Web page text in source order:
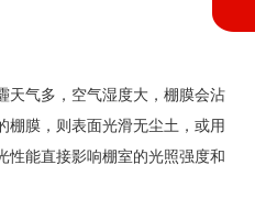
天气多，空气湿度大，棚膜会沾
棚膜，则表面光滑无尘土，或用
性能直接影响棚室的光照强度和